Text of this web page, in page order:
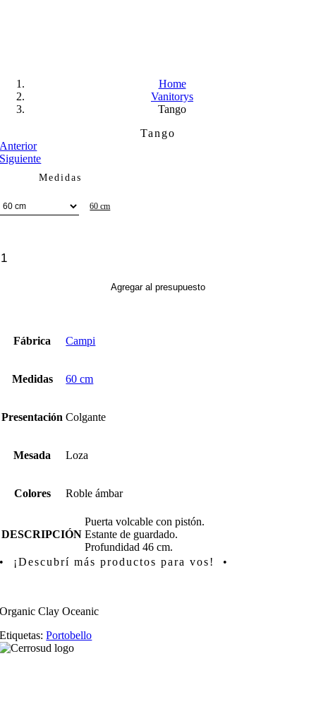
Home
Vanitorys
Tango
Tango
Anterior
Siguiente
Medidas
60 cm
Agregar al presupuesto
Fábrica Campi
Medidas 60 cm
Presentación Colgante
Mesada Loza
Colores Roble ámbar
DESCRIPCIÓN
Puerta volcable con pistón.
Estante de guardado.
Profundidad 46 cm.
• ¡Descubrí más productos para vos! •
Organic Clay Oceanic
Etiquetas:Portobello